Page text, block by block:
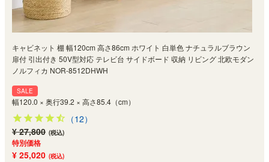
キャビネット 棚 幅120cm 高さ86cm ホワイト 白単色 ナチュラルブラウン
扉付 引出付き 50V型対応 テレビ台 サイドボード 収納 リビング 北欧モダン
ノルフィカ NOR-8512DHWH
SALE
幅120.0 × 奥行39.2 × 高さ85.4（cm）
（12）
¥ 27,800 (税込)
特別価格
¥ 25,020 (税込)